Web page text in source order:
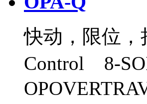
快动，限位，
Control 8-